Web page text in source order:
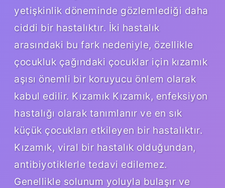
yetişkinlik döneminde gözlemlediği daha
ciddi bir hastalıktır. İki hastalık
arasındaki bu fark nedeniyle, özellikle
çocukluk çağındaki çocuklar için kızamık
aşısı önemli bir koruyucu önlem olarak
kabul edilir. Kızamık Kızamık, enfeksiyon
hastalığı olarak tanımlanır ve en sık
küçük çocukları etkileyen bir hastalıktır.
Kızamık, viral bir hastalık olduğundan,
antibiyotiklerle tedavi edilemez.
Genellikle solunum yoluyla bulaşır ve